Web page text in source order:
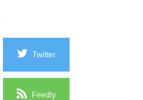
Twitter
Feedly